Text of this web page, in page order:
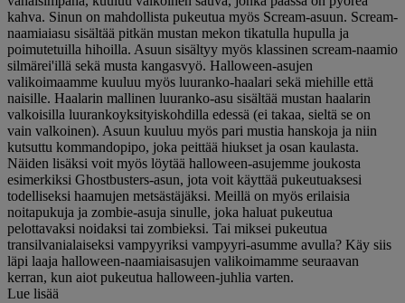
kahva. Sinun on mahdollista pukeutua myös Scream-asuun. Scream-
naamiaiasu sisältää pitkän mustan mekon tikatulla hupulla ja
poimutetuilla hihoilla. Asuun sisältyy myös klassinen scream-naamio
silmärei'illä sekä musta kangasvyö. Halloween-asujen
valikoimaamme kuuluu myös luuranko-haalari sekä miehille että
naisille. Haalarin mallinen luuranko-asu sisältää mustan haalarin
valkoisilla luurankoyksityiskohdilla edessä (ei takaa, sieltä se on
vain valkoinen). Asuun kuuluu myös pari mustia hanskoja ja niin
kutsuttu kommandopipo, joka peittää hiukset ja osan kaulasta.
Näiden lisäksi voit myös löytää halloween-asujemme joukosta
esimerkiksi Ghostbusters-asun, jota voit käyttää pukeutuaksesi
todelliseksi haamujen metsästäjäksi. Meillä on myös erilaisia
noitapukuja ja zombie-asuja sinulle, joka haluat pukeutua
pelottavaksi noidaksi tai zombieksi. Tai miksei pukeutua
transilvanialaiseksi vampyyriksi vampyyri-asumme avulla? Käy siis
läpi laaja halloween-naamiaisasujen valikoimamme seuraavan
kerran, kun aiot pukeutua halloween-juhlia varten.
Lue lisää